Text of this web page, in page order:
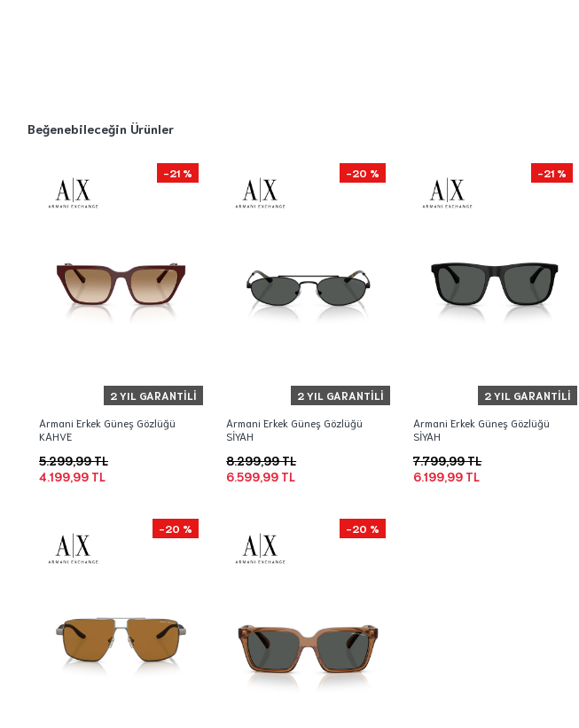
Beğenebileceğin Ürünler
2 YIL GARANTILI
-21 %
Armani Erkek Güneş Gözlüğü
KAHVE
4.199,99 TL
5.299,99 TL
2 YIL GARANTILI
-20 %
Armani Erkek Güneş Gözlüğü
SİYAH
6.599,99 TL
8.299,99 TL
2 YIL GARANTILI
-21 %
Armani Erkek Güneş Gözlüğü
SİYAH
6.199,99 TL
7.799,99 TL
-20 % -20 %